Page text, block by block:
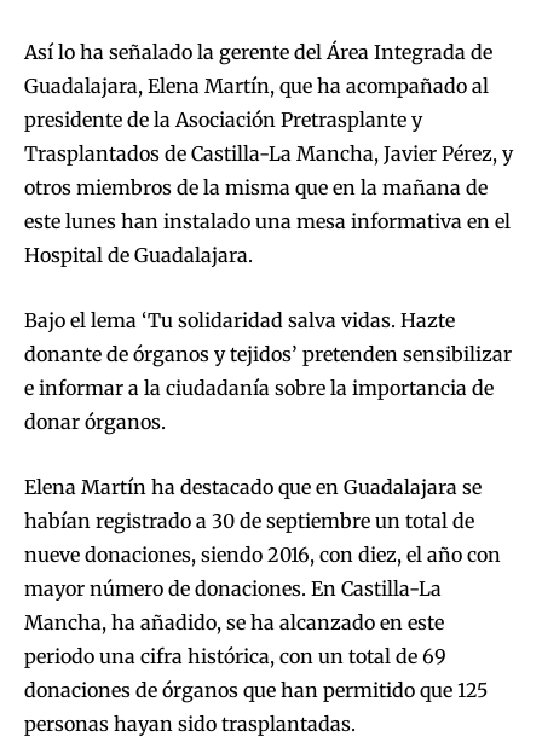
Así lo ha señalado la gerente del Área Integrada de
Guadalajara, Elena Martín, que ha acompañado al
presidente de la Asociación Pretrasplante y
Trasplantados de Castilla-La Mancha, Javier Pérez, y
otros miembros de la misma que en la mañana de
este lunes han instalado una mesa informativa en el
Hospital de Guadalajara.
Bajo el lema ‘Tu solidaridad salva vidas. Hazte
donante de órganos y tejidos’ pretenden sensibilizar
e informar a la ciudadanía sobre la importancia de
donar órganos.
Elena Martín ha destacado que en Guadalajara se
habían registrado a 30 de septiembre un total de
nueve donaciones, siendo 2016, con diez, el año con
mayor número de donaciones. En Castilla-La
Mancha, ha añadido, se ha alcanzado en este
periodo una cifra histórica, con un total de 69
donaciones de órganos que han permitido que 125
personas hayan sido trasplantadas.